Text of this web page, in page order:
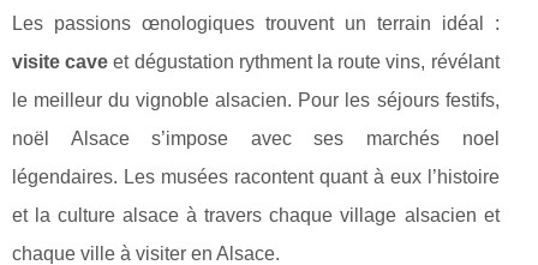
Les passions œnologiques trouvent un terrain idéal :
visite cave et dégustation rythment la route vins, révélant
le meilleur du vignoble alsacien. Pour les séjours festifs,
noël Alsace s’impose avec ses marchés noel
légendaires. Les musées racontent quant à eux l’histoire
et la culture alsace à travers chaque village alsacien et
chaque ville à visiter en Alsace.